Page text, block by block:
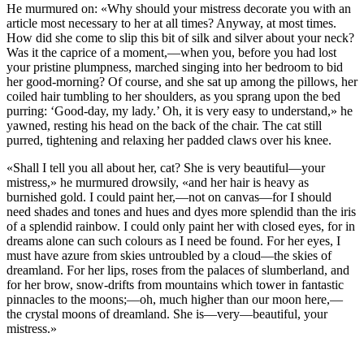
He murmured on: «Why should your mistress decorate you with an
article most necessary to her at all times? Anyway, at most times.
How did she come to slip this bit of silk and silver about your neck?
Was it the caprice of a moment,—when you, before you had lost
your pristine plumpness, marched singing into her bedroom to bid
her good-morning? Of course, and she sat up among the pillows, her
coiled hair tumbling to her shoulders, as you sprang upon the bed
purring: ‘Good-day, my lady.’ Oh, it is very easy to understand,» he
yawned, resting his head on the back of the chair. The cat still
purred, tightening and relaxing her padded claws over his knee.
«Shall I tell you all about her, cat? She is very beautiful—your
mistress,» he murmured drowsily, «and her hair is heavy as
burnished gold. I could paint her,—not on canvas—for I should
need shades and tones and hues and dyes more splendid than the iris
of a splendid rainbow. I could only paint her with closed eyes, for in
dreams alone can such colours as I need be found. For her eyes, I
must have azure from skies untroubled by a cloud—the skies of
dreamland. For her lips, roses from the palaces of slumberland, and
for her brow, snow-drifts from mountains which tower in fantastic
pinnacles to the moons;—oh, much higher than our moon here,—
the crystal moons of dreamland. She is—very—beautiful, your
mistress.»